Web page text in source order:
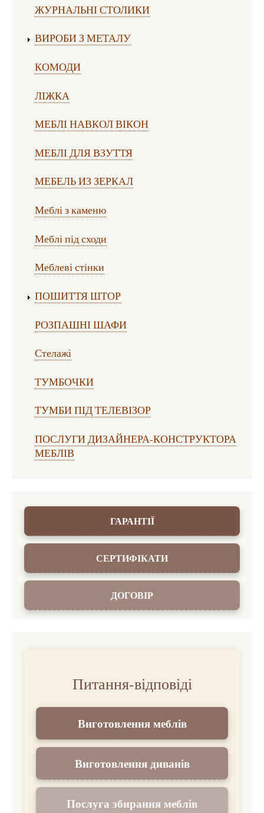
ЖУРНАЛЬНІ СТОЛИКИ
ВИРОБИ З МЕТАЛУ
КОМОДИ
ЛІЖКА
МЕБЛІ НАВКОЛ ВІКОН
МЕБЛІ ДЛЯ ВЗУТТЯ
МЕБЕЛЬ ИЗ ЗЕРКАЛ
Меблі з каменю
Меблі під сходи
Меблеві стінки
ПОШИТТЯ ШТОР
РОЗПАШНІ ШАФИ
Стелажі
ТУМБОЧКИ
ТУМБИ ПІД ТЕЛЕВІЗОР
ПОСЛУГИ ДИЗАЙНЕРА-КОНСТРУКТОРА
МЕБЛІВ
ГАРАНТІЇ
СЕРТИФІКАТИ
ДОГОВІР
Питання-відповіді
Виготовлення меблів
Виготовлення диванів
Послуга збирання меблів